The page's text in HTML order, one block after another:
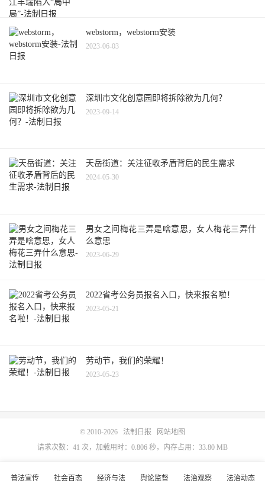
webstorm，webstorm安装
2023-06-03
深圳市文化创意园即将拆除欲为几何？
2023-09-14
天岳街道：关注征收矛盾背后的民生需求
2024-05-30
男女之间梅花三弄是啥意思，女人梅花三弄什
么意思
2023-06-29
2022省考公务员报名入口，快来报名啦！
2023-05-21
劳动节，我们的荣耀！
2023-05-23
普法宣传 社会百态 经济与法 舆论监督 法治观察 法治动态
© 2010-2026 法制日报
网站地图
请求次数：41 次，加载用时：0.806 秒，内存占用：33.80 MB